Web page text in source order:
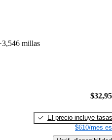
3,546 millas
El precio incluye tasas
$610/mes